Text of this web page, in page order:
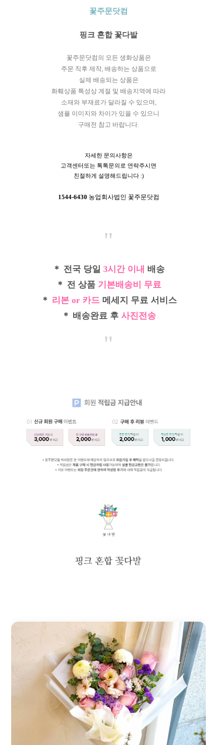
꽃주문닷컴
핑크 혼합 꽃다발
꽃주문닷컴의 모든 생화상품은
주문 직후 제작, 배송하는 상품으로
실제 배송되는 상품은
화훼상품 특성상 계절 및 배송지역에 따라
소재와 부재료가 달라질 수 있으며,
샘플 이미지와 차이가 있을 수 있으니
구매전 참고 바랍니다.
자세한 문의사항은
고객센터또는 톡톡문의로 연락주시면
친절하게 설명해드립니다 :)
1544-6430 농업회사법인 꽃주문닷컴
"
＊ 전국 당일 3시간 이내 배송
＊ 전 상품 기본배송비 무료
＊ 리본 or 카드 메세지 무료 서비스
＊ 배송완료 후 사진전송
"